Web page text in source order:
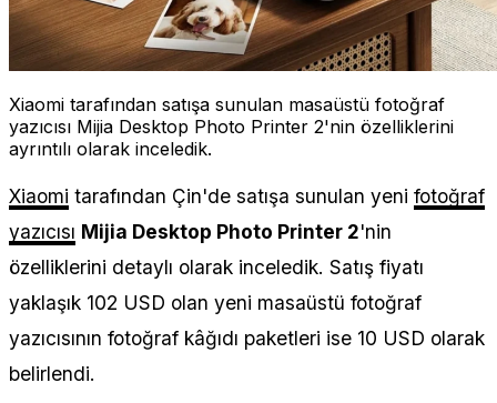
Xiaomi tarafından satışa sunulan masaüstü fotoğraf
yazıcısı Mijia Desktop Photo Printer 2'nin özelliklerini
ayrıntılı olarak inceledik.
Xiaomi tarafından Çin'de satışa sunulan yeni fotoğraf
yazıcısı Mijia Desktop Photo Printer 2'nin
özelliklerini detaylı olarak inceledik. Satış fiyatı
yaklaşık 102 USD olan yeni masaüstü fotoğraf
yazıcısının fotoğraf kâğıdı paketleri ise 10 USD olarak
belirlendi.